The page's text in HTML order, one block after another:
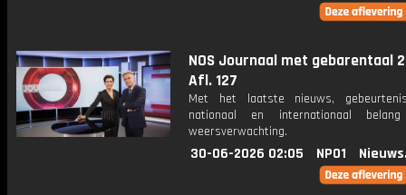
NOS Journaal met gebarentaal
Afl. 127
Met het laatste nieuws,
nationaal en internationaal
weersverwachting.
30-06-2026 02:05 NPO1